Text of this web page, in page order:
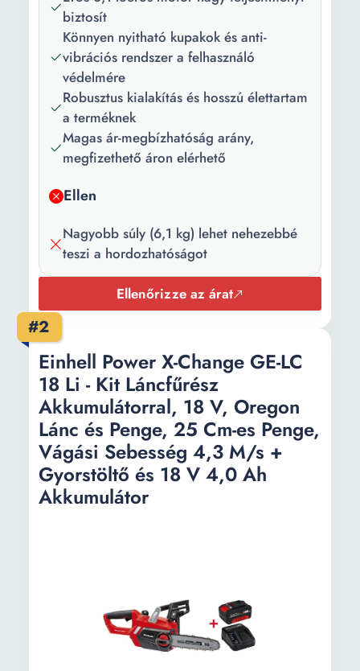
olajkeverék 1 X Penge
fedél 1 x Lánckenő olaj
Szín:
Kék
Teljesítmény:
3.1 le
Motor
teljesítménye:
kapacitás:
Olajtartály
260 ml
Vágási hossz:
Láncosztás:
0.325 inch
Fogak száma:
32
Súly:
6.1 kg
biztosít
Könnyen nyitható kupakok és anti-
vibrációs rendszer a felhasználó
védelmére
Robusztus kialakítás és hosszú élettartam
a terméknek
Magas ár-megbízhatóság arány,
megfizethető áron elérhető
Ellen
Nagyobb súly (6,1 kg) lehet nehezebbé
teszi a hordozhatóságot
Ellenőrizze az árat
#2
Einhell Power X-Change GE-LC
18 Li - Kit Láncfűrész
Akkumulátorral, 18 V, Oregon
Lánc és Penge, 25 Cm-es Penge,
Vágási Sebesség 4,3 M/s +
Gyorstöltő és 18 V 4,0 Ah
Akkumulátor